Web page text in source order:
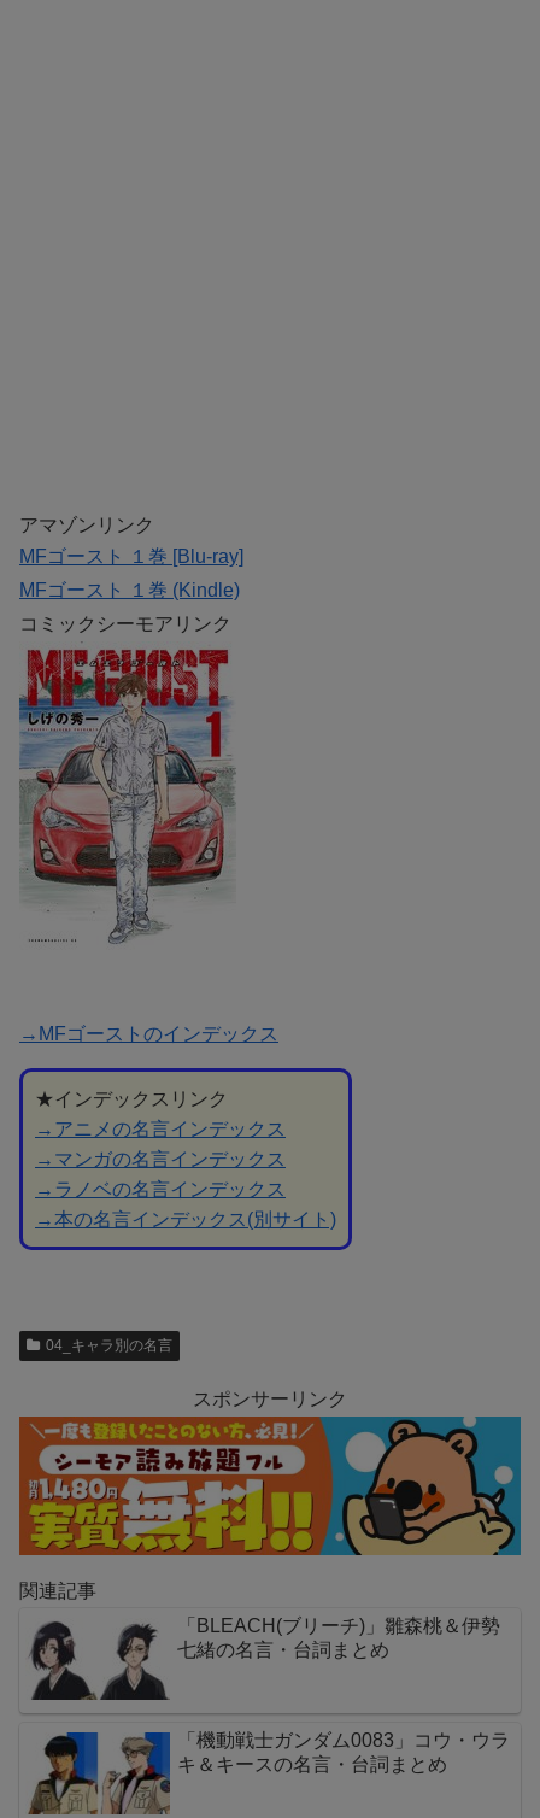
アマゾンリンク
MFゴースト １巻 [Blu-ray]
MFゴースト １巻 (Kindle)
コミックシーモアリンク
→MFゴーストのインデックス
★インデックスリンク
→アニメの名言インデックス
→マンガの名言インデックス
→ラノベの名言インデックス
→本の名言インデックス(別サイト)
04_キャラ別の名言
スポンサーリンク
関連記事
「BLEACH(ブリーチ)」雛森桃＆伊勢
七緒の名言・台詞まとめ
「機動戦士ガンダム0083」コウ・ウラ
キ＆キースの名言・台詞まとめ